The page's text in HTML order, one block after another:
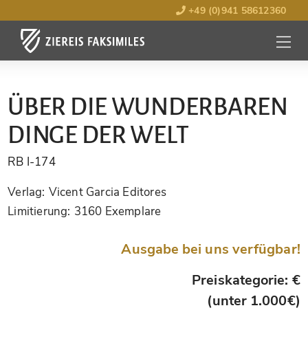
+49 (0)941 58612360
MENÜ
ÜBER DIE WUNDERBAREN
DINGE DER WELT
RB I-174
Verlag: Vicent Garcia Editores
Limitierung: 3160 Exemplare
Ausgabe bei uns verfügbar!
Preiskategorie: €
(unter 1.000€)